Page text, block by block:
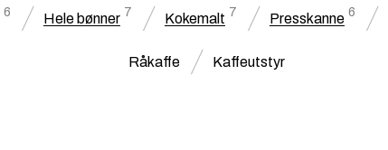
6 Hele bønner 7 Kokemalt 7 Presskanne 6
Råkaffe Kaffeutstyr